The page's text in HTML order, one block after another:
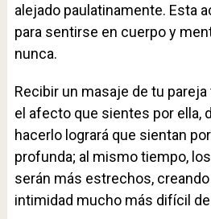
alejado paulatinamente. Esta
para sentirse en cuerpo y
nunca.
Recibir un masaje de tu
el afecto que sientes por ella,
hacerlo logrará que sientan
profunda; al mismo tiempo,
serán más estrechos,
intimidad mucho más difícil